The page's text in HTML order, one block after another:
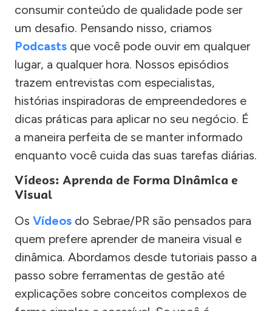
consumir conteúdo de qualidade pode ser
um desafio. Pensando nisso, criamos
Podcasts que você pode ouvir em qualquer
lugar, a qualquer hora. Nossos episódios
trazem entrevistas com especialistas,
histórias inspiradoras de empreendedores e
dicas práticas para aplicar no seu negócio. É
a maneira perfeita de se manter informado
enquanto você cuida das suas tarefas diárias.
Vídeos: Aprenda de Forma Dinâmica e
Visual
Os Vídeos do Sebrae/PR são pensados para
quem prefere aprender de maneira visual e
dinâmica. Abordamos desde tutoriais passo a
passo sobre ferramentas de gestão até
explicações sobre conceitos complexos de